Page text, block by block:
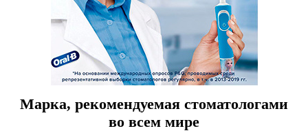
Марка, рекомендуемая стоматологами
во всем мире